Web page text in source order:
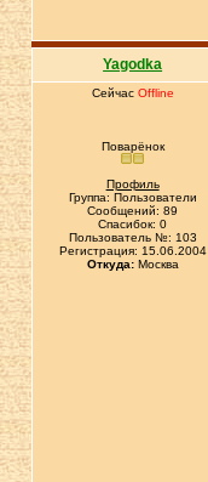
Yagodka
Сейчас Offline
Поварёнок
Профиль
Группа: Пользователи
Сообщений: 89
Спасибок: 0
Пользователь №: 103
Регистрация: 15.06.2004
Откуда:Москва